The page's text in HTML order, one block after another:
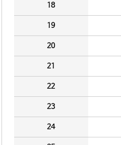
18
19
20
21
22
23
24